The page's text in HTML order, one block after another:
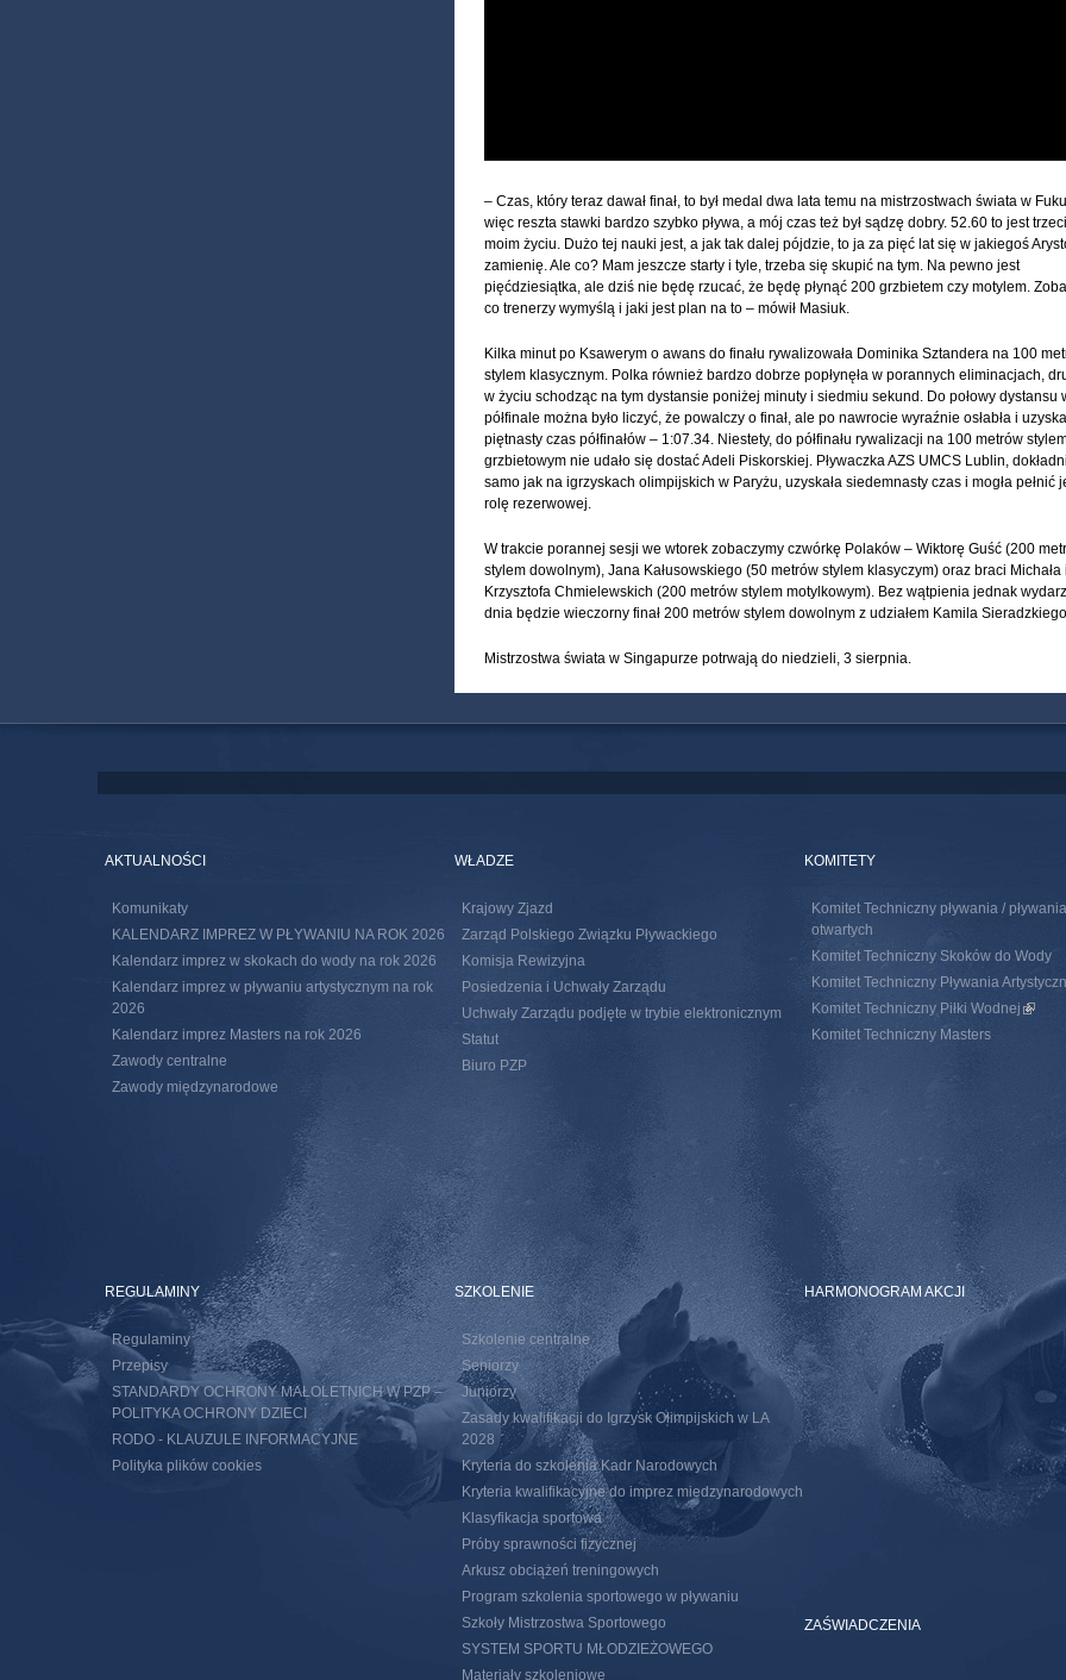
– Czas, który teraz dawał finał, to był medal dwa lata temu na mistrzostwach świata w
więc reszta stawki bardzo szybko pływa, a mój czas też był sądzę dobry. 52.60 to jest
moim życiu. Dużo tej nauki jest, a jak tak dalej pójdzie, to ja za pięć lat się w jakiegoś
zamienię. Ale co? Mam jeszcze starty i tyle, trzeba się skupić na tym. Na pewno jest
pięćdziesiątka, ale dziś nie będę rzucać, że będę płynąć 200 grzbietem czy motylem.
co trenerzy wymyślą i jaki jest plan na to – mówił Masiuk.
Kilka minut po Ksawerym o awans do finału rywalizowała Dominika Sztandera na 100
stylem klasycznym. Polka również bardzo dobrze popłynęła w porannych eliminacjach,
w życiu schodząc na tym dystansie poniżej minuty i siedmiu sekund. Do połowy dystansu
półfinale można było liczyć, że powalczy o finał, ale po nawrocie wyraźnie osłabła i
piętnasty czas półfinałów – 1:07.34. Niestety, do półfinału rywalizacji na 100 metrów
grzbietowym nie udało się dostać Adeli Piskorskiej. Pływaczka AZS UMCS Lublin,
samo jak na igrzyskach olimpijskich w Paryżu, uzyskała siedemnasty czas i mogła pełnić
rolę rezerwowej.
W trakcie porannej sesji we wtorek zobaczymy czwórkę Polaków – Wiktorę Guść (200
stylem dowolnym), Jana Kałusowskiego (50 metrów stylem klasyczym) oraz braci Michała i
Krzysztofa Chmielewskich (200 metrów stylem motylkowym). Bez wątpienia jednak
dnia będzie wieczorny finał 200 metrów stylem dowolnym z udziałem Kamila
Mistrzostwa świata w Singapurze potrwają do niedzieli, 3 sierpnia.
AKTUALNOŚCI
Komunikaty
KALENDARZ IMPREZ W PŁYWANIU NA ROK 2026
Kalendarz imprez w skokach do wody na rok 2026
Kalendarz imprez w pływaniu artystycznym na rok
2026
Kalendarz imprez Masters na rok 2026
Zawody centralne
Zawody międzynarodowe
WŁADZE
Krajowy Zjazd
Zarząd Polskiego Związku Pływackiego
Komisja Rewizyjna
Posiedzenia i Uchwały Zarządu
Uchwały Zarządu podjęte w trybie elektronicznym
Statut
Biuro PZP
KOMITETY
Komitet Techniczny pływania /
otwartych
Komitet Techniczny Skoków do Wody
Komitet Techniczny Pływania
Komitet Techniczny Piłki Wodnej (link is
Komitet Techniczny Masters
REGULAMINY
Regulaminy
Przepisy
STANDARDY OCHRONY MAŁOLETNICH W PZP –
POLITYKA OCHRONY DZIECI
RODO - KLAUZULE INFORMACYJNE
Polityka plików cookies
SZKOLENIE
Szkolenie centralne
Seniorzy
Juniorzy
Zasady kwalifikacji do Igrzysk Olimpijskich w LA
2028
Kryteria do szkolenia Kadr Narodowych
Kryteria kwalifikacyjne do imprez miedzynarodowych
Klasyfikacja sportowa
Próby sprawności fizycznej
Arkusz obciążeń treningowych
Program szkolenia sportowego w pływaniu
Szkoły Mistrzostwa Sportowego
SYSTEM SPORTU MŁODZIEŻOWEGO
Materiały szkoleniowe
HARMONOGRAM AKCJI
ZAŚWIADCZENIA